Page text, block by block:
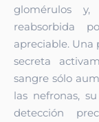
glomérulos
reabsorbida
apreciable.
secreta
sangre sólo
las nefronas,
detección